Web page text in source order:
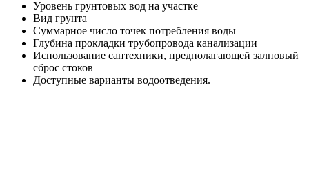
Уровень грунтовых вод на участке
Вид грунта
Суммарное число точек потребления воды
Глубина прокладки трубопровода канализации
Использование сантехники, предполагающей залповый
сброс стоков
Доступные варианты водоотведения.